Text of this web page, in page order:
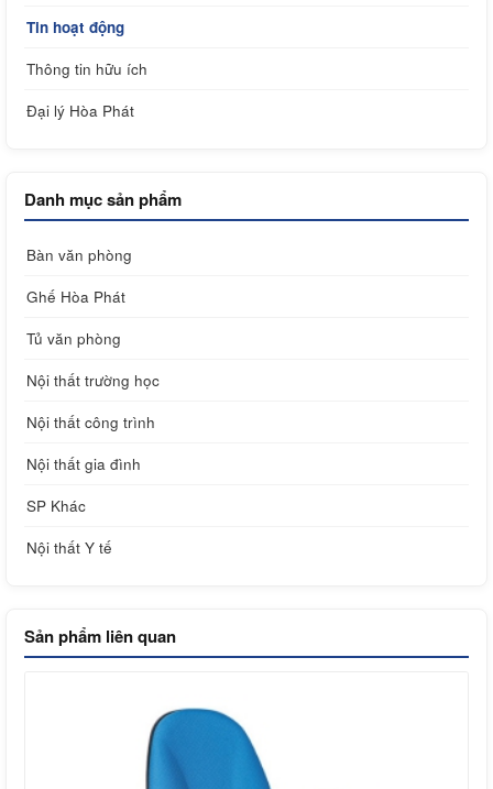
Tin hoạt động
Thông tin hữu ích
Đại lý Hòa Phát
Danh mục sản phẩm
Bàn văn phòng
Ghế Hòa Phát
Tủ văn phòng
Nội thất trường học
Nội thất công trình
Nội thất gia đình
SP Khác
Nội thất Y tế
Sản phẩm liên quan